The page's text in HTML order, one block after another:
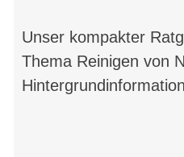
Unser kompakter
Thema Reinigen von